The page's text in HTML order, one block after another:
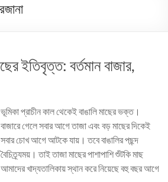
ইতিবৃত্ত: বর্তমান বাজার,
ভূমিকা প্রাচীন কাল থেকেই বাঙালি মাছের ভক্ত।
বাজারে গেলে সবার আগে তাজা এবং বড় মাছের দিকেই
সবার চোখ আগে আটকে যায়। তবে বাঙালির পছন্দ
বৈচিত্র্যময়। তাই তাজা মাছের পাশাপাশি শুঁটকি মাছ
আমাদের খাদ্যতালিকায় স্থান করে নিয়েছে বহু বছর আগে